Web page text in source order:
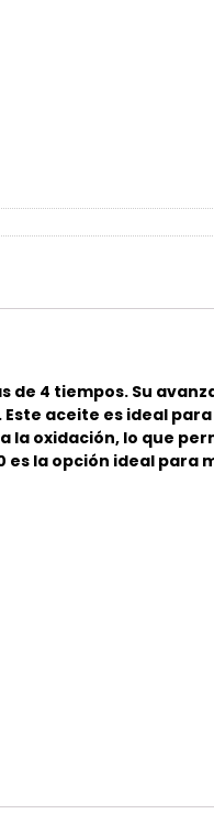
de 4 tiempos. Su
aceite es ideal
oxidación, lo que
es la opción ideal para